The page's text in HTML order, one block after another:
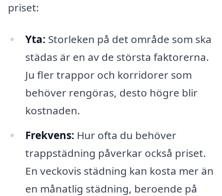
priset:
Yta: Storleken på det område som ska
städas är en av de största faktorerna.
Ju fler trappor och korridorer som
behöver rengöras, desto högre blir
kostnaden.
Frekvens: Hur ofta du behöver
trappstädning påverkar också priset.
En veckovis städning kan kosta mer än
en månatlig städning, beroende på